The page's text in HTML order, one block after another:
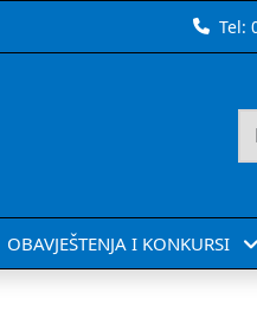
Tel:
OBAVJEŠTENJA I KONKURSI